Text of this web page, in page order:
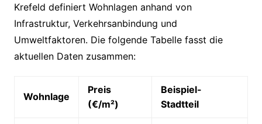
Krefeld definiert Wohnlagen anhand von
Infrastruktur, Verkehrsanbindung und
Umweltfaktoren. Die folgende Tabelle fasst die
aktuellen Daten zusammen:
Wohnlage
Preis
(€/m²)
Beispiel-
Stadtteil